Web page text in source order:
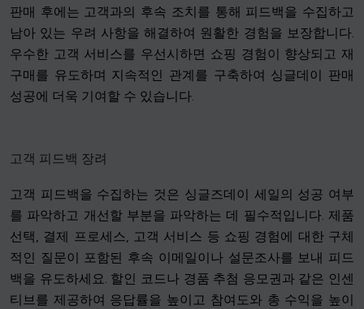
판매 후에는 고객과의 후속 조치를 통해 피드백을 수집하고
남아 있는 우려 사항을 해결하여 원활한 경험을 보장합니다.
우수한 고객 서비스를 우선시하면 쇼핑 경험이 향상되고 재
구매를 유도하며 지속적인 관계를 구축하여 싱글데이 판매
성공에 더욱 기여할 수 있습니다.
고객 피드백 장려
고객 피드백을 수집하는 것은 싱글즈데이 세일의 성공 여부
를 파악하고 개선할 부분을 파악하는 데 필수적입니다. 제품
선택, 결제 프로세스, 고객 서비스 등 쇼핑 경험에 대한 구체
적인 질문이 포함된 후속 이메일이나 설문조사를 보내 피드
백을 유도하세요. 할인 코드나 경품 추첨 응모권과 같은 인센
티브를 제공하여 응답률을 높이고 참여도와 총 수익을 높이